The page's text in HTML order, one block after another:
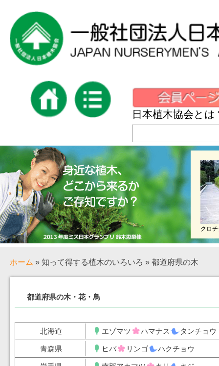
日本植木協会とは
クロ
ホーム » 知って得する植木のいろいろ » 都道府県の木
都道府県の木・花・鳥
北海道 エゾマツ ハマナス タンチョウ
青森県 ヒバ リンゴ ハクチョウ